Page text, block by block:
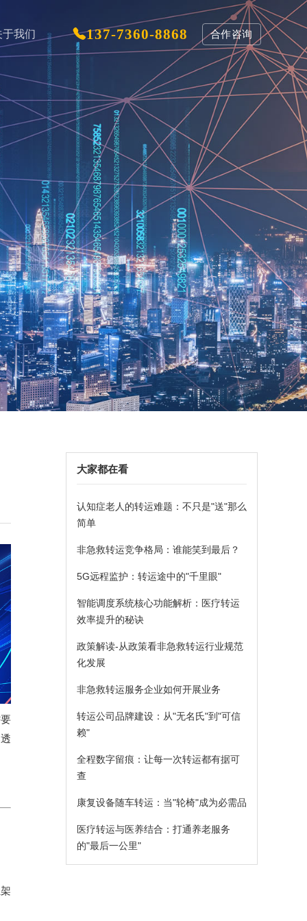
合作咨询
137-7360-8868
于我们
大家都在看
认知症老人的转运难题：不只是"送"那么
简单
非急救转运竞争格局：谁能笑到最后？
5G远程监护：转运途中的"千里眼"
智能调度系统核心功能解析：医疗转运
效率提升的秘诀
政策解读-从政策看非急救转运行业规范
化发展
非急救转运服务企业如何开展业务
转运公司品牌建设：从"无名氏"到"可信
赖"
全程数字留痕：让每一次转运都有据可
查
康复设备随车转运：当"轮椅"成为必需品
医疗转运与医养结合：打通养老服务
的"最后一公里"